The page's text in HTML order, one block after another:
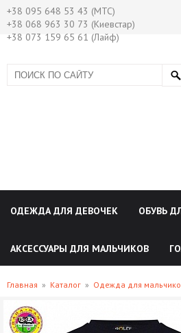
+38 095 648 53 43 (МТС)
+38 068 963 30 73 (Киевстар)
+38 073 159 65 61 (Лайф)
ОДЕЖДА ДЛЯ ДЕВОЧЕК ОБУВЬ
АКСЕССУАРЫ ДЛЯ МАЛЬЧИКОВ
Главная » Каталог » Одежда для